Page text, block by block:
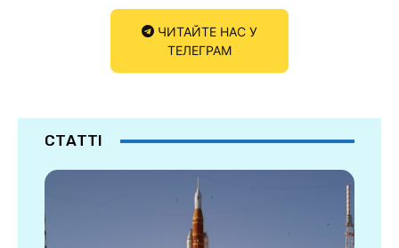
ЧИТАЙТЕ НАС У
ТЕЛЕГРАМ
СТАТТІ